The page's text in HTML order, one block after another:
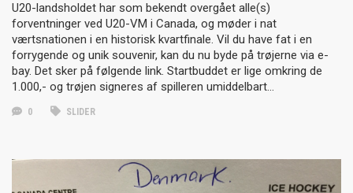
U20-landsholdet har som bekendt overgået alle(s)
forventninger ved U20-VM i Canada, og møder i nat
værtsnationen i en historisk kvartfinale. Vil du have fat i en
forrygende og unik souvenir, kan du nu byde på trøjerne via e-
bay. Det sker på følgende link. Startbuddet er lige omkring de
1.000,- og trøjen signeres af spilleren umiddelbart…
0 SLIDER